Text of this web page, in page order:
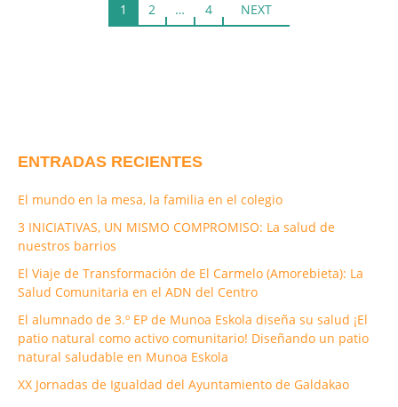
1 2 … 4 NEXT
ENTRADAS RECIENTES
El mundo en la mesa, la familia en el colegio
3 INICIATIVAS, UN MISMO COMPROMISO: La salud de
nuestros barrios
El Viaje de Transformación de El Carmelo (Amorebieta): La
Salud Comunitaria en el ADN del Centro
El alumnado de 3.º EP de Munoa Eskola diseña su salud ¡El
patio natural como activo comunitario! Diseñando un patio
natural saludable en Munoa Eskola
XX Jornadas de Igualdad del Ayuntamiento de Galdakao